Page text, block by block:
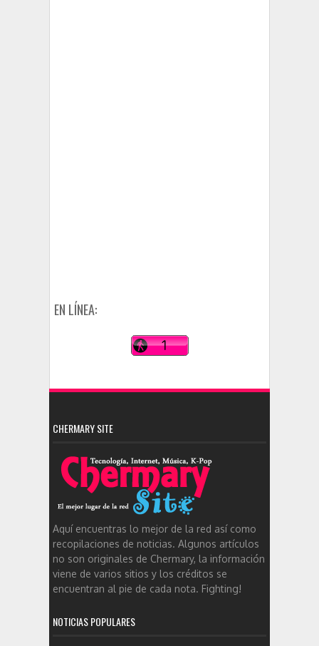
EN LÍNEA:
CHERMARY SITE
Aquí encuentras lo mejor de la red así como
recopilaciones de noticias. Algunos artículos
no son originales de Chermary, la información
viene de varios sitios y los créditos se
encuentran al pie de cada nota. Fighting!
NOTICIAS POPULARES